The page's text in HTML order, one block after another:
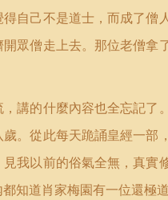
自己不是道士，而成了
眾僧走上去。那位老僧
講的什麼內容也全忘記
。從此每天跪誦皇經一
我以前的俗氣全無，真
知道肖家梅園有一位還極